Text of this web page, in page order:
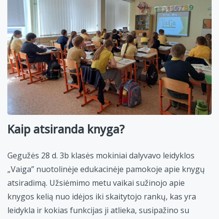
Kaip atsiranda knyga?
Gegužės 28 d. 3b klasės mokiniai dalyvavo leidyklos
„Vaiga” nuotolinėje edukacinėje pamokoje apie knygų
atsiradimą. Užsiėmimo metu vaikai sužinojo apie
knygos kelią nuo idėjos iki skaitytojo rankų, kas yra
leidykla ir kokias funkcijas ji atlieka, susipažino su